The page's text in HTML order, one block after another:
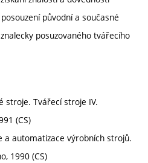
původní a současné
posuzovaného tvářecího
stroje. Tvářecí stroje IV.
(CS)
a automatizace výrobních strojů.
1990 (CS)